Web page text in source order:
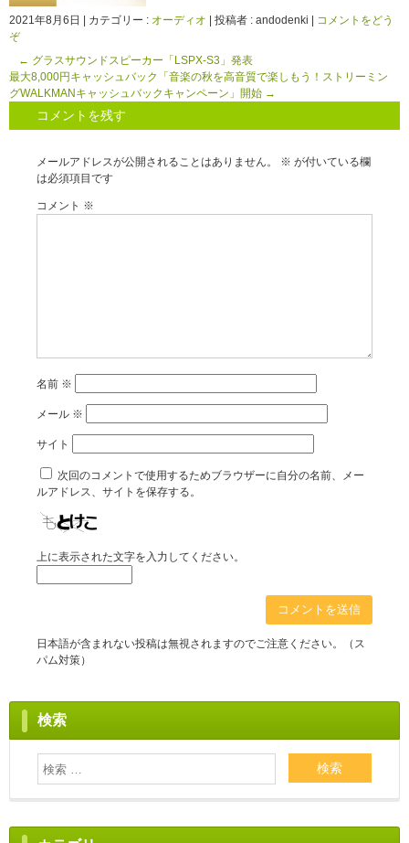
2021年8月6日 カテゴリー : オーディオ 投稿者 : andodenki
コメントをどう
ぞ
← グラスサウンドスピーカー「LSPX-S3」発表
最大8,000円キャッシュバック「音楽の秋を高音質で楽しもう！ストリーミン
グWALKMANキャッシュバックキャンペーン」開始 →
コメントを残す
メールアドレスが公開されることはありません。 ※ が付いている欄
は必須項目です
コメント ※
名前 ※
メール ※
サイト
次回のコメントで使用するためブラウザーに自分の名前、メー
ルアドレス、サイトを保存する。
上に表示された文字を入力してください。
日本語が含まれない投稿は無視されますのでご注意ください。（ス
パム対策）
検索